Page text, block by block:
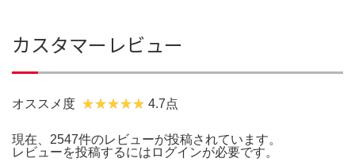
カスタマーレビュー
オススメ度 4.7点
現在、2547件のレビューが投稿されています。
レビューを投稿するには ログインが必要です。